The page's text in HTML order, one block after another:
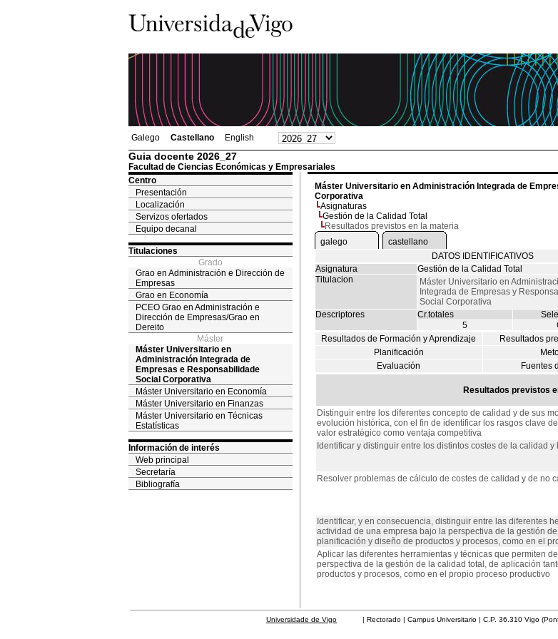
Galego Castellano English
Guia docente 2026_27
Facultad de Ciencias Económicas y Empresariales
Centro
Presentación
Localización
Servizos ofertados
Equipo decanal
Titulaciones
Grado
Grao en Administración e Dirección de
Empresas
Grao en Economía
PCEO Grao en Administración e
Dirección de Empresas/Grao en
Dereito
Máster
Máster Universitario en
Administración Integrada de
Empresas e Responsabilidade
Social Corporativa
Máster Universitario en Economía
Máster Universitario en Finanzas
Máster Universitario en Técnicas
Estatísticas
Información de interés
Web principal
Secretaría
Bibliografía
Máster Universitario en Administración Integrada de
Corporativa
Asignaturas
Gestión de la Calidad Total
Resultados previstos en la materia
galego
castellano
DATOS IDENTIFICATIVOS
Asignatura
Gestión de la Calidad Total
Titulacion
Máster Universitario en
Integrada de Empresas y
Social Corporativa
Descriptores
Cr.totales
5
Resultados de Formación y Aprendizaje
Resultados
Planificación
Evaluación
Fuentes
Resultados previstos
Distinguir entre los diferentes concepto de calidad y de sus
evolución histórica, con el fin de identificar los rasgos clave
valor estratégico como ventaja competitiva
Identificar y distinguir entre los distintos costes de la calidad y
Resolver problemas de cálculo de costes de calidad y de no
Identificar, y en consecuencia, distinguir entre las diferentes
actividad de una empresa bajo la perspectiva de la gestión
planificación y diseño de productos y procesos, como en el
Aplicar las diferentes herramientas y técnicas que permiten
perspectiva de la gestión de la calidad total, de aplicación
productos y procesos, como en el propio proceso productivo
Universidade de Vigo | Rectorado | Campus Universitario | C.P. 36.310 Vigo